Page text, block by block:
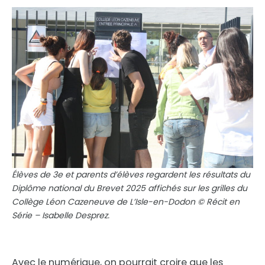
Élèves de 3e et parents d’élèves regardent les résultats du
Diplôme national du Brevet 2025 affichés sur les grilles du
Collège Léon Cazeneuve de L’Isle-en-Dodon © Récit en
Série – Isabelle Desprez.